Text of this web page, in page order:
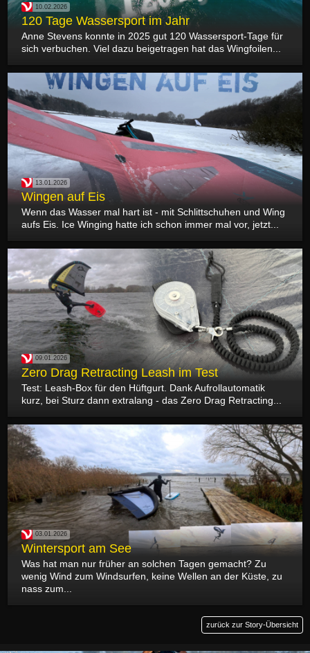
10.02.2026
120 Tage Wassersport im Jahr
Anne Stevens konnte in 2025 gut 120 Wassersport-Tage für
sich verbuchen. Viel dazu beigetragen hat das Wingfoilen...
13.01.2026
Wingen auf Eis
Wenn das Wasser mal hart ist - mit Schlittschuhen und Wing
aufs Eis. Ice Winging hatte ich schon immer mal vor, jetzt...
09.01.2026
Zero Drag Retracting Leash im Test
Test: Leash-Box für den Hüftgurt. Dank Aufrollautomatik
kurz, bei Sturz dann extralang - das Zero Drag Retracting...
03.01.2026
Wintersport am See
Was hat man nur früher an solchen Tagen gemacht? Zu
wenig Wind zum Windsurfen, keine Wellen an der Küste, zu
nass zum...
zurück zur Story-Übersicht